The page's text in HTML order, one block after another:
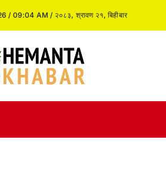
/ 09:04 AM / २०८३, श्रावण २१, बिहीबार